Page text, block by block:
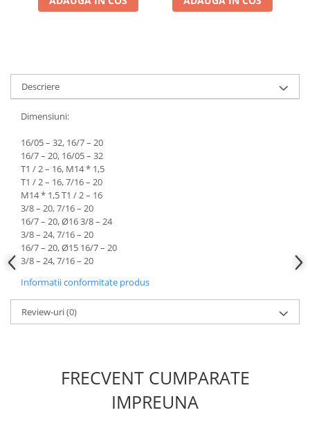
Chei Dinamometrice
Scule Electrice
Aeroterme si Incalzitoare
Aparate de spalat cu presiune
Aspiratoare industriale
Lampi si Lanterne
Masini de insurubat si gaurit
Masini de polishat
Pistoale aer cald
Pistoale de lipit
Pistoale electrice de impact
Polizoare unghiulare
Rindele
Slefuitoare electrice
Scule fixare distributie
Descriere
Dimensiuni:
16/05 – 32, 16/7 – 20
16/7 – 20, 16/05 – 32
T1 / 2 – 16, M14 * 1,5
T1 / 2 – 16, 7/16 – 20
M14 * 1,5 T1 / 2 – 16
3/8 – 20, 7/16 – 20
16/7 – 20, Ø16 3/8 – 24
3/8 – 24, 7/16 – 20
16/7 – 20, Ø15 16/7 – 20
3/8 – 24, 7/16 – 20
Informatii conformitate produs
Review-uri(0)
FRECVENT CUMPARATE
IMPREUNA